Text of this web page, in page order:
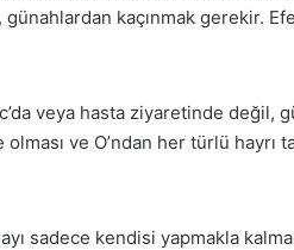
kaçınmak gerekir.
veya hasta ziyaretinde değil,
ve O’ndan her türlü
sadece kendisi yapmakla